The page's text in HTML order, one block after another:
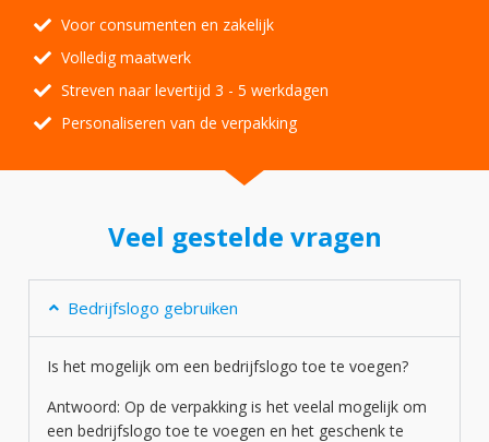
Voor consumenten en zakelijk
Volledig maatwerk
Streven naar levertijd 3 - 5 werkdagen
Personaliseren van de verpakking
Veel gestelde vragen
Bedrijfslogo gebruiken
Is het mogelijk om een bedrijfslogo toe te voegen?
Antwoord: Op de verpakking is het veelal mogelijk om
een bedrijfslogo toe te voegen en het geschenk te